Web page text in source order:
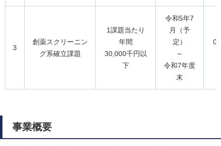
3
創薬スクリーニン
グ系確立課題
1課題当たり
年間
30,000千円以
下
令和5年7
月（予
定）
～
令和7年度
末
0
事業概要